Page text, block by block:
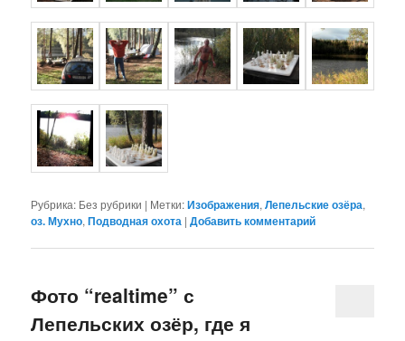
Рубрика: Без рубрики | Метки:Изображения,Лепельские озёра,
оз. Мухно,Подводная охота |Добавить комментарий
Фото “realtime” с
Лепельских озёр, где я